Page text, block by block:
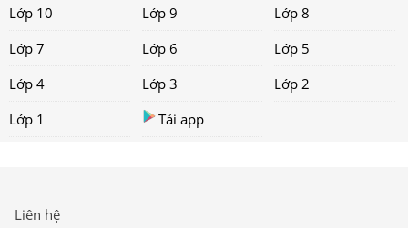
Lớp 10
Lớp 9
Lớp 8
Lớp 7
Lớp 6
Lớp 5
Lớp 4
Lớp 3
Lớp 2
Lớp 1
Tải app
Liên hệ